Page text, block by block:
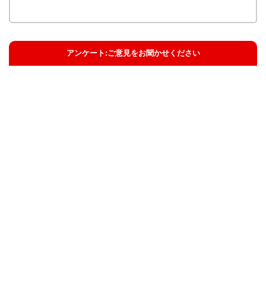
アンケート:ご意見をお聞かせください